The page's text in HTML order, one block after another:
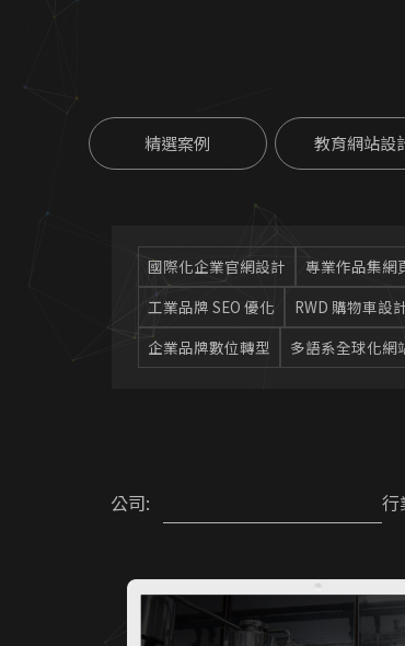
精選案例 教育網站設
國際化企業官網設計 專業作品集網
工業品牌 SEO 優化
RWD 購物車設
企業品牌數位轉型
多語系全球化網
公司: 行